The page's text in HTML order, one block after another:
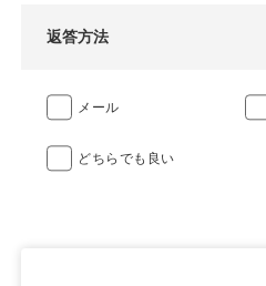
返答方法
メール
どちらでも良い